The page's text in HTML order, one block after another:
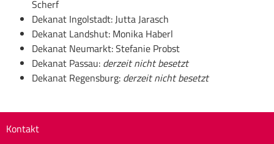
Scherf
Dekanat Ingolstadt: Jutta Jarasch
Dekanat Landshut: Monika Haberl
Dekanat Neumarkt: Stefanie Probst
Dekanat Passau: derzeit nicht besetzt
Dekanat Regensburg: derzeit nicht besetzt
Kontakt